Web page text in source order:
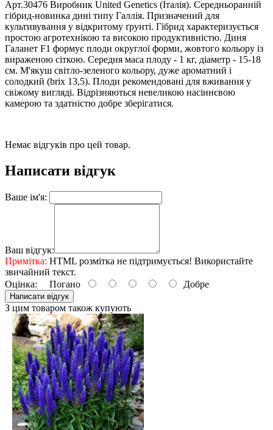
Арт.30476 Виробник United Genetics (Італія). Середньоранній
гібрид-новинка дині типу Галлія. Призначений для
культивування у відкритому ґрунті. Гібрид характеризується
простою агротехнікою та високою продуктивністю. Диня
Галанет F1 формує плоди округлої форми, жовтого кольору із
вираженою сіткою. Середня маса плоду - 1 кг, діаметр - 15-18
см. М'якуш світло-зеленого кольору, дуже ароматний і
солодкий (brix 13,5). Плоди рекомендовані для вживання у
свіжому вигляді. Відрізняються невеликою насіннєвою
камерою та здатністю добре зберігатися.
Немає відгуків про цей товар.
Написати відгук
Ваше ім'я:
Ваш відгук:
Примітка: HTML розмітка не підтримується! Використайте
звичайний текст.
Оцінка: Погано Добре
Написати відгук
З цим товаром також купують